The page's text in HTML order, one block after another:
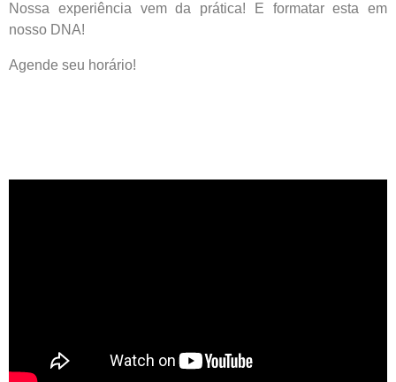
Nossa experiência vem da prática! E formatar esta em
nosso DNA!
Agende seu horário!